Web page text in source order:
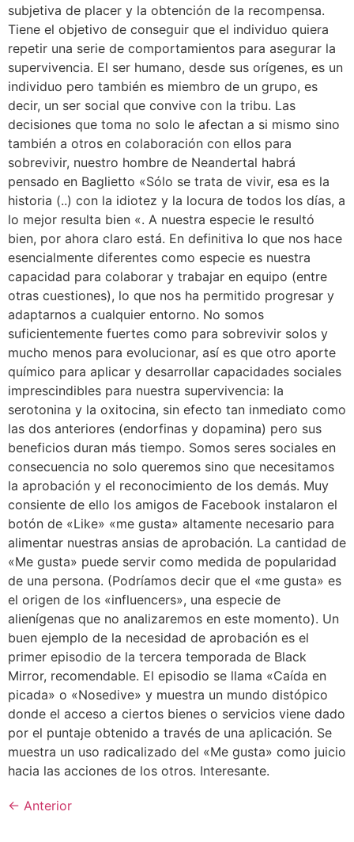
subjetiva de placer y la obtención de la recompensa.
Tiene el objetivo de conseguir que el individuo quiera
repetir una serie de comportamientos para asegurar la
supervivencia. El ser humano, desde sus orígenes, es un
individuo pero también es miembro de un grupo, es
decir, un ser social que convive con la tribu. Las
decisiones que toma no solo le afectan a si mismo sino
también a otros en colaboración con ellos para
sobrevivir, nuestro hombre de Neandertal habrá
pensado en Baglietto «Sólo se trata de vivir, esa es la
historia (..) con la idiotez y la locura de todos los días, a
lo mejor resulta bien «. A nuestra especie le resultó
bien, por ahora claro está. En definitiva lo que nos hace
esencialmente diferentes como especie es nuestra
capacidad para colaborar y trabajar en equipo (entre
otras cuestiones), lo que nos ha permitido progresar y
adaptarnos a cualquier entorno. No somos
suficientemente fuertes como para sobrevivir solos y
mucho menos para evolucionar, así es que otro aporte
químico para aplicar y desarrollar capacidades sociales
imprescindibles para nuestra supervivencia: la
serotonina y la oxitocina, sin efecto tan inmediato como
las dos anteriores (endorfinas y dopamina) pero sus
beneficios duran más tiempo. Somos seres sociales en
consecuencia no solo queremos sino que necesitamos
la aprobación y el reconocimiento de los demás. Muy
consiente de ello los amigos de Facebook instalaron el
botón de «Like» «me gusta» altamente necesario para
alimentar nuestras ansias de aprobación. La cantidad de
«Me gusta» puede servir como medida de popularidad
de una persona. (Podríamos decir que el «me gusta» es
el origen de los «influencers», una especie de
alienígenas que no analizaremos en este momento). Un
buen ejemplo de la necesidad de aprobación es el
primer episodio de la tercera temporada de Black
Mirror, recomendable. El episodio se llama «Caída en
picada» o «Nosedive» y muestra un mundo distópico
donde el acceso a ciertos bienes o servicios viene dado
por el puntaje obtenido a través de una aplicación. Se
muestra un uso radicalizado del «Me gusta» como juicio
hacia las acciones de los otros. Interesante.
← Anterior